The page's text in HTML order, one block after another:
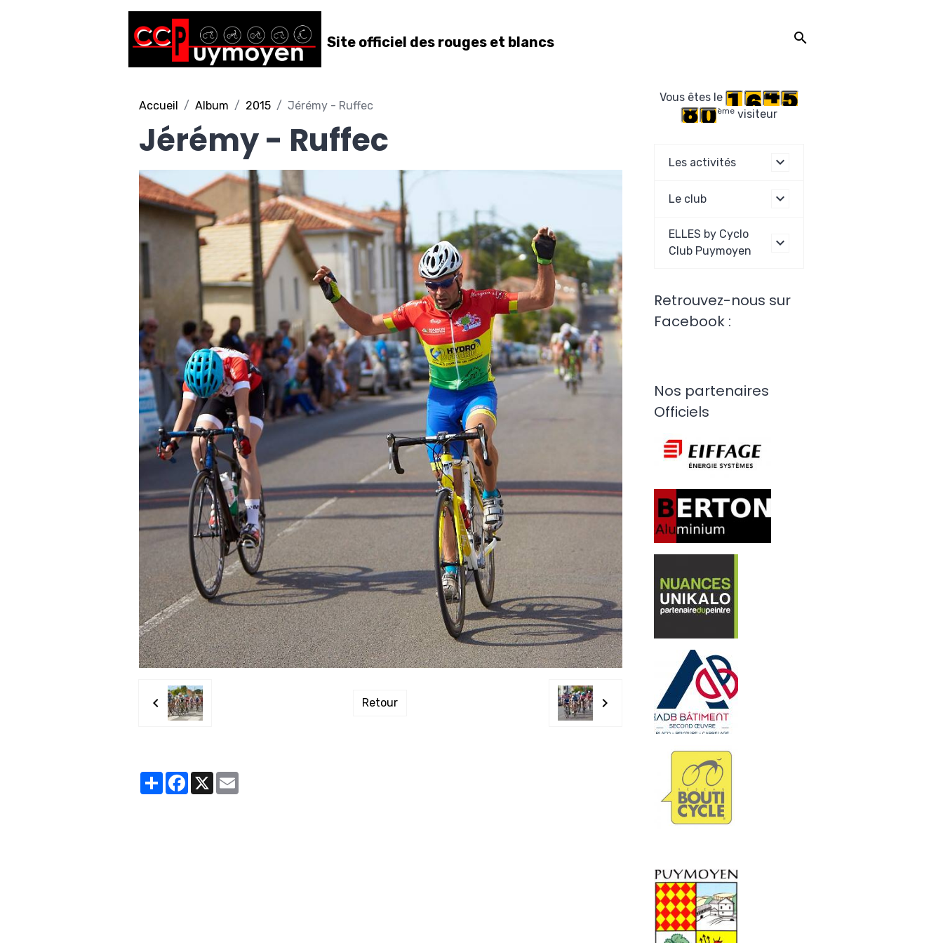
Site officiel des rouges et blancs
Accueil Album 2015 Jérémy - Ruffec
Jérémy - Ruffec
Retour
PartagerFacebook
X
Vous êtes le
èmevisiteur
Les activités
Le club
ELLES by Cyclo
Club Puymoyen
Retrouvez-nous sur
Facebook :
Nos partenaires
Officiels